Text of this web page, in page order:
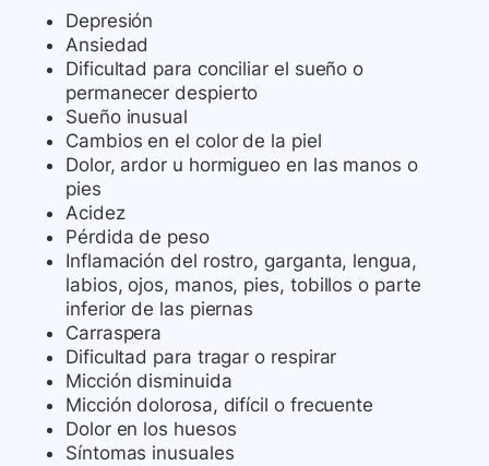
Depresión
Ansiedad
Dificultad para conciliar el sueño o
permanecer despierto
Sueño inusual
Cambios en el color de la piel
Dolor, ardor u hormigueo en las manos o
pies
Acidez
Pérdida de peso
Inflamación del rostro, garganta, lengua,
labios, ojos, manos, pies, tobillos o parte
inferior de las piernas
Carraspera
Dificultad para tragar o respirar
Micción disminuida
Micción dolorosa, difícil o frecuente
Dolor en los huesos
Síntomas inusuales